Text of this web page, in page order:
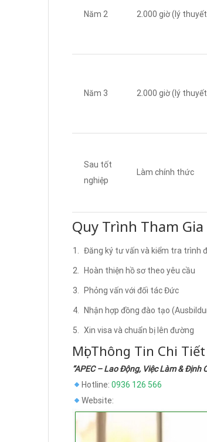
Năm 2 2.000 giờ (lý
Năm 3 2.000 giờ (lý
Sau tốt
nghiệp
Làm chính thức
Quy Trình Tham
Đăng ký tư vấn và kiểm tra trình
Hoàn thiện hồ sơ theo yêu cầu
Phỏng vấn với đối tác Đức
Nhận hợp đồng đào tạo
Xin visa và chuẩn bị lên đường
Mọi Thông Tin Chi
“APEC – Lao Động, Việc Làm & Định
Hotline: 0936 126 566
Website: